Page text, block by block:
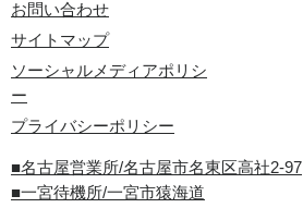
お問い合わせ
サイトマップ
ソーシャルメディアポリシ
ー
プライバシーポリシー
■名古屋営業所/名古屋市名東区高社2-97
■一宮待機所/一宮市猿海道